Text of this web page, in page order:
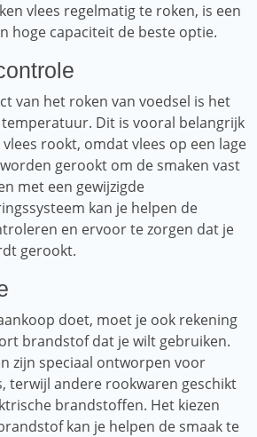
vlees regelmatig te roken, is een
hoge capaciteit de beste optie.
van het roken van voedsel is het
Dit is vooral belangrijk
rookt, omdat vlees op een lage
gerookt om de smaken vast
met een gewijzigde
kan je helpen de
en ervoor te zorgen dat je
gerookt.
doet, moet je ook rekening
brandstof dat je wilt gebruiken.
zijn speciaal ontworpen voor
terwijl andere rookwaren geschikt
brandstoffen. Het kiezen
kan je helpen de smaak te